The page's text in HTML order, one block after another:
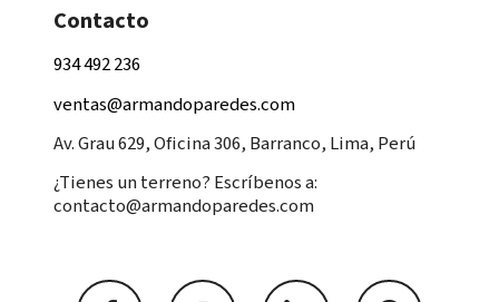
Contacto
934 492 236
ventas@armandoparedes.com
Av. Grau 629, Oficina 306, Barranco, Lima, Perú
¿Tienes un terreno? Escríbenos a:
contacto@armandoparedes.com